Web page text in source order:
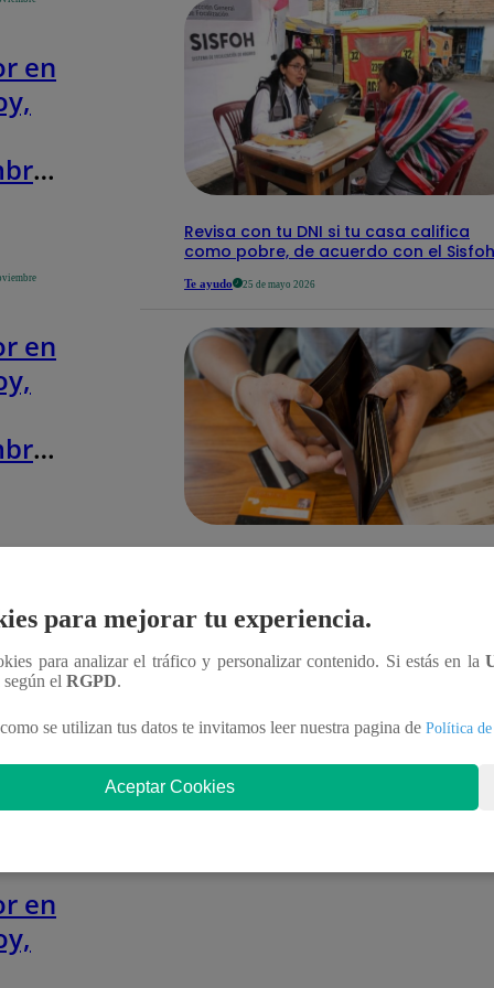
en
en
en
y
en
Revisa con tu DNI si tu casa califica
como pobre, de acuerdo con el Sisfoh
Te ayudo 25 de mayo 2026
11 de junio 2025
para mejorar tu experiencia.
para analizar el tráfico y personalizar contenido. Si estás en la
según el RGPD.
se utilizan tus datos te invitamos leer nuestra pagina de Política
Aceptar Cookies